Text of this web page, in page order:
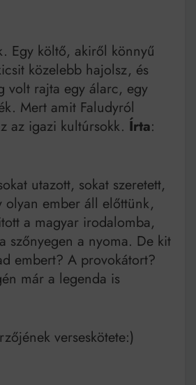
a Tetris boldogabbá tesz, mint a szerelem
Létezik tökéletes élet: Truman is elhitte
zseni, aki belenézett a saját koponyájába
Az öregség nem csak ránc?
Pradát visel. De te miért öltözöl hozzá?
Zsigmond: falusi író vagy boncmester?
uralni – de nem csak a 80-as években
akkor működik, ha jól van felújítva
Egy költő, akiről könnyű
közelebb hajolsz, és
volt rajta egy álarc, egy
Mert amit Faludyról
az igazi kultúrsokk. Írta:
utazott, sokat szeretett,
olyan ember áll előttünk,
a magyar irodalomba,
szőnyegen a nyoma. De kit
embert? A provokátort?
már a legenda is
verseskötete:)